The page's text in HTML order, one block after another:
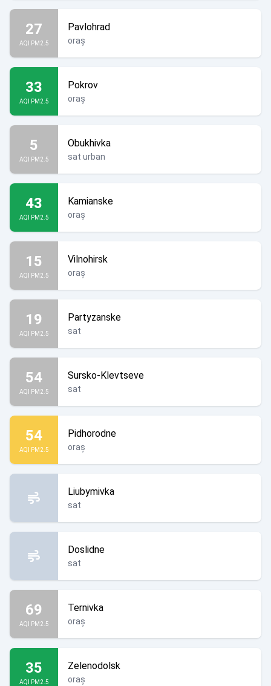
27
AQI PM2.5
Pavlohrad
oraș
33
AQI PM2.5
Pokrov
oraș
5
AQI PM2.5
Obukhivka
sat urban
43
AQI PM2.5
Kamianske
oraș
15
AQI PM2.5
Vilnohirsk
oraș
19
AQI PM2.5
Partyzanske
sat
54
AQI PM2.5
Sursko-Klevtseve
sat
54
AQI PM2.5
Pidhorodne
oraș
Liubymivka
sat
Doslidne
sat
69
AQI PM2.5
Ternivka
oraș
35
AQI PM2.5
Zelenodolsk
oraș